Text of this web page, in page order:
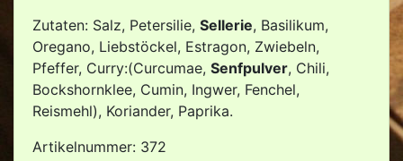
Zutaten: Salz, Petersilie, Sellerie, Basilikum,
Oregano, Liebstöckel, Estragon, Zwiebeln,
Pfeffer, Curry:(Curcumae, Senfpulver, Chili,
Bockshornklee, Cumin, Ingwer, Fenchel,
Reismehl), Koriander, Paprika.
Artikelnummer: 372